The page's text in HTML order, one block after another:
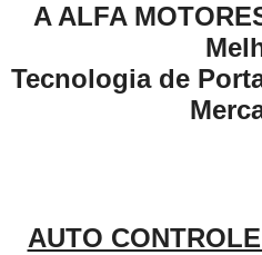
A ALFA
Tecnologia de
AUTO